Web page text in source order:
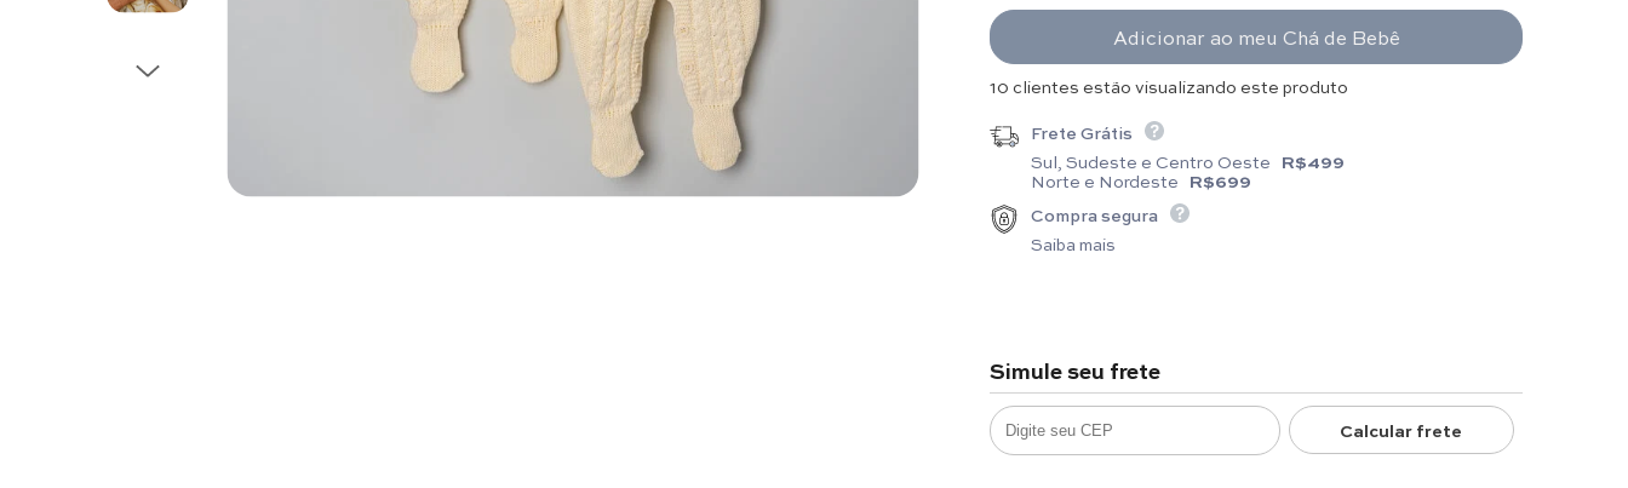
Adicionar ao meu Chá de Bebê
16 clientes estão visualizando este produto
Frete Grátis
Sul, Sudeste e Centro Oeste R$499
Norte e Nordeste R$699
Compra segura
Saiba mais
Simule seu frete
Calcular frete